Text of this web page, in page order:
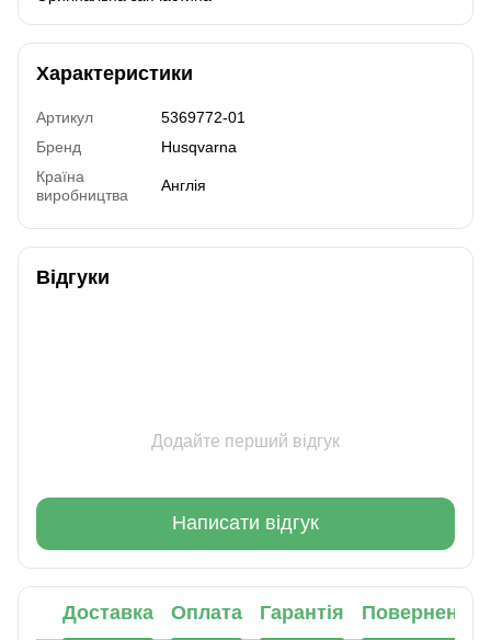
Характеристики
Артикул
5369772-01
Бренд
Husqvarna
Країна
виробництва
Англія
Відгуки
Додайте перший відгук
Написати відгук
Доставка Оплата Гарантія Повернення